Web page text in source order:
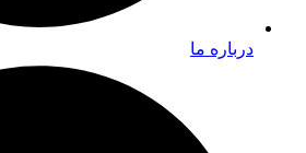
درباره ما